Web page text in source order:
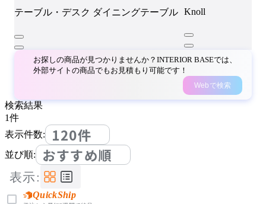
テーブル・デスク ダイニングテーブル Knoll
お探しの商品が見つかりませんか？INTERIOR BASEでは、
外部サイトの商品でもお見積もり可能です！
Webで検索
検索結果
1件
表示件数:
120件
並び順: おすすめ順
表示:
QuickShip